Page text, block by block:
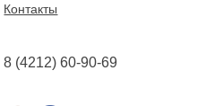
Контакты
8 (4212) 60-90-69